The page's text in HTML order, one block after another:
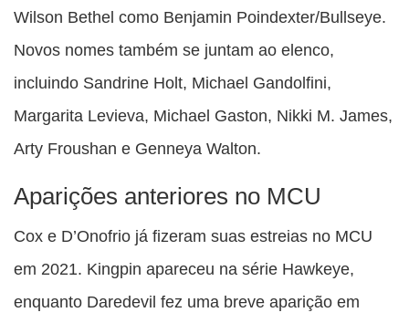
Wilson Bethel como Benjamin Poindexter/Bullseye.
Novos nomes também se juntam ao elenco,
incluindo Sandrine Holt, Michael Gandolfini,
Margarita Levieva, Michael Gaston, Nikki M. James,
Arty Froushan e Genneya Walton.
Aparições anteriores no MCU
Cox e D’Onofrio já fizeram suas estreias no MCU
em 2021. Kingpin apareceu na série Hawkeye,
enquanto Daredevil fez uma breve aparição em